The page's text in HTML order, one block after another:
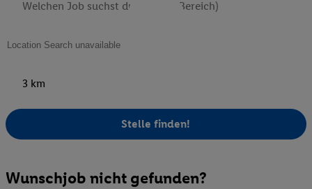
3 km
Stelle finden!
Wunschjob nicht gefunden?